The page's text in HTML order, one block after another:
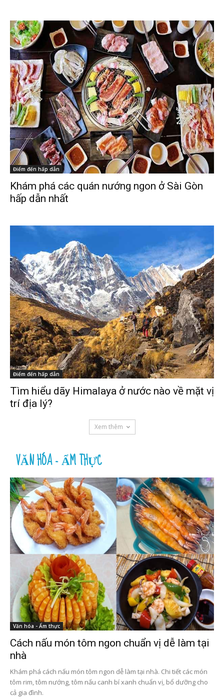
Điểm đến hấp dẫn
Khám phá các quán nướng ngon ở Sài Gòn
hấp dẫn nhất
Điểm đến hấp dẫn
Tìm hiểu dãy Himalaya ở nước nào về mặt vị
trí địa lý?
Xem thêm
VĂN HÓA - ẨM THỰC
Văn hóa - Ẩm thực
Cách nấu món tôm ngon chuẩn vị dễ làm tại
nhà
Khám phá cách nấu món tôm ngon dễ làm tại nhà. Chi tiết các món
tôm rim, tôm nướng, tôm nấu canh bí xanh chuẩn vị, bổ dưỡng cho
cả gia đình.